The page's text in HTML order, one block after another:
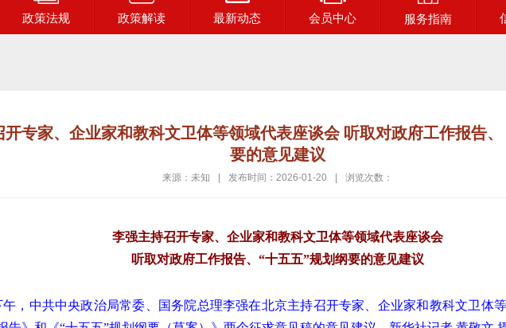
政策法规 政策解读 最新动态 会员中心 服务指南
开专家、企业家和教科文卫体等领域代表座谈会 听取对政府工作报告
要的意见建议
来源：未知 | 发布时间：2026-01-20 | 浏览次数：
李强主持召开专家、企业家和教科文卫体等领域代表座谈会
听取对政府工作报告、“十五五”规划纲要的意见建议
午，中共中央政治局常委、国务院总理李强在北京主持召开专家、企业家和教科文卫体